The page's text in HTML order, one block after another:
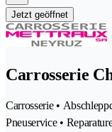
Jetzt geöffnet
Carrosserie
Carrosserie •
Pneuservice •